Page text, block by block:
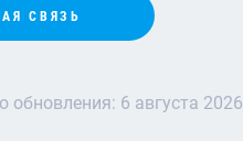
СВЯЗЬ
обновления: 6 августа 2026